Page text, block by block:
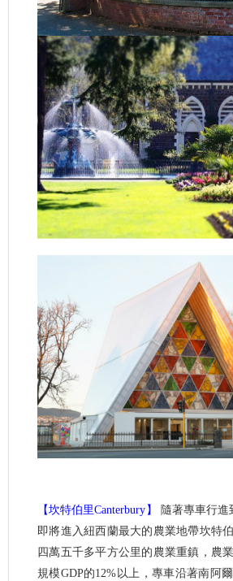
【坎特伯里Canterbury】
隨著專車行進
即將進入紐西蘭最大的農業地帶坎特
四萬五千多平方公里的農業重鎮，農
規模GDP的12%以上，專車沿著南阿